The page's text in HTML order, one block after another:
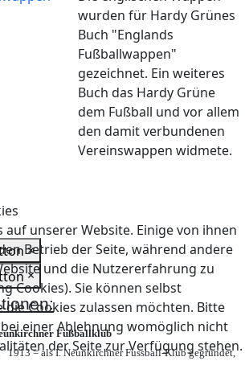
auf unserer Website. Einige von ihnen
Betrieb der Seite, während andere
und die Nutzererfahrung zu
Cookies). Sie können selbst
die Cookies zulassen möchten. Bitte
bei einer Ablehnung womöglich nicht
der Seite zur Verfügung stehen.
wurden für Hardy Grünes
Buch "Englands
Fußballwappen"
gezeichnet. Ein weiteres
Buch das Hardy Grüne
dem Fußball und vor allem
den damit verbundenen
Vereinswappen widmete.
×
×
Fußballklub
1913 = als I. Neunkirchner Fussball-Klub gegründet,